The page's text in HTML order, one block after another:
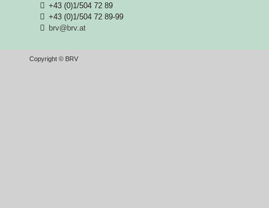
+43 (0)1/504 72 89
+43 (0)1/504 72 89-99
brv@brv.at
Copyright © BRV